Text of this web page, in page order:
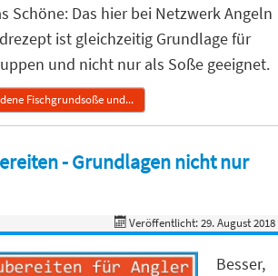
Schöne: Das hier bei Netzwerk Angeln
ist gleichzeitig Grundlage für
und nicht nur als Soße geeignet.
Fischgrundsoße und...
- Grundlagen nicht nur
Veröffentlicht: 29. August 2018
Besser,